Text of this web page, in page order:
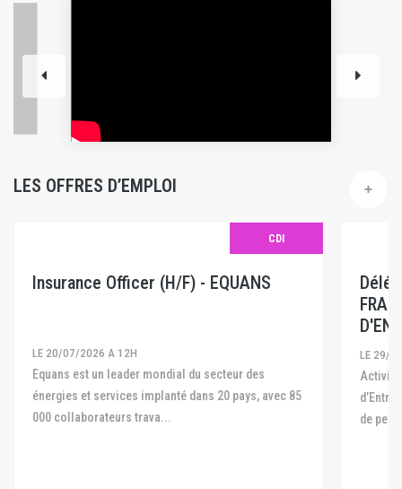
LES OFFRES D’EMPLOI
CDI
Insurance Officer (H/F) - EQUANS
LE 20/07/2026 A 12H
Equans est un leader mondial du secteur des
énergies et services implanté dans 20 pays, avec 85
000 collaborateurs trava...
LE 29/
Activité La Fédération Française des Captives
de